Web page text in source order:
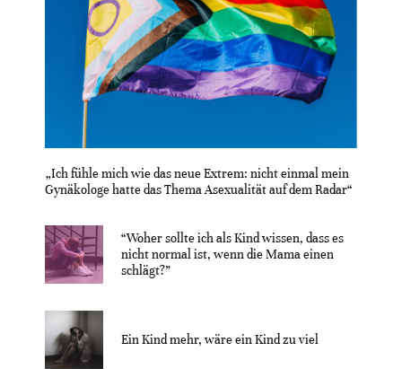
„Ich fühle mich wie das neue Extrem: nicht einmal mein
Gynäkologe hatte das Thema Asexualität auf dem Radar“
“Woher sollte ich als Kind wissen, dass es
nicht normal ist, wenn die Mama einen
schlägt?”
Ein Kind mehr, wäre ein Kind zu viel